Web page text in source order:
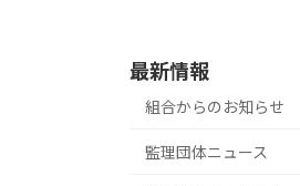
最新情報
組合からのお知らせ
監理団体ニュース